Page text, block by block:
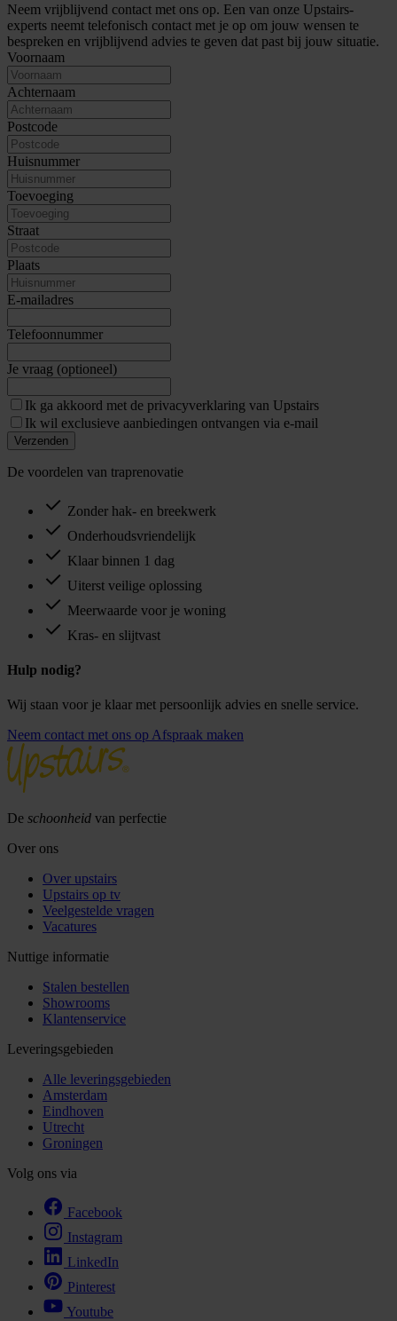
Neem vrijblijvend contact met ons op. Een van onze Upstairs-
experts neemt telefonisch contact met je op om jouw wensen te
bespreken en vrijblijvend advies te geven dat past bij jouw situatie.
Voornaam
Achternaam
Postcode
Huisnummer
Toevoeging
Straat
Plaats
E-mailadres
Telefoonnummer
Je vraag (optioneel)
Ik ga akkoord met de privacyverklaring van Upstairs
Ik wil exclusieve aanbiedingen ontvangen via e-mail
Verzenden
De voordelen van traprenovatie
Zonder hak- en breekwerk
Onderhoudsvriendelijk
Klaar binnen 1 dag
Uiterst veilige oplossing
Meerwaarde voor je woning
Kras- en slijtvast
Hulp nodig?
Wij staan voor je klaar met persoonlijk advies en snelle service.
Neem contact met ons op Afspraak maken
De schoonheid van perfectie
Over ons
Over upstairs
Upstairs op tv
Veelgestelde vragen
Vacatures
Nuttige informatie
Stalen bestellen
Showrooms
Klantenservice
Leveringsgebieden
Alle leveringsgebieden
Amsterdam
Eindhoven
Utrecht
Groningen
Volg ons via
Facebook
Instagram
LinkedIn
Pinterest
Youtube